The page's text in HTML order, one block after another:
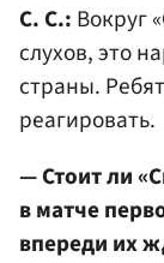
С. С.: Вокруг
слухов, это
страны.
реагировать.
— Стоит ли
в матче
впереди их